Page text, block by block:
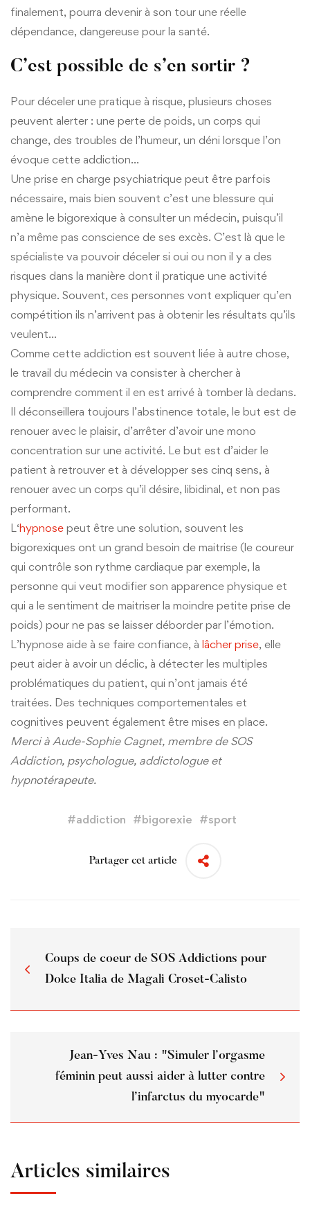
finalement, pourra devenir à son tour une réelle
dépendance, dangereuse pour la santé.
C’est possible de s’en sortir ?
Pour déceler une pratique à risque, plusieurs choses
peuvent alerter : une perte de poids, un corps qui
change, des troubles de l’humeur, un déni lorsque l’on
évoque cette addiction…
Une prise en charge psychiatrique peut être parfois
nécessaire, mais bien souvent c’est une blessure qui
amène le bigorexique à consulter un médecin, puisqu’il
n’a même pas conscience de ses excès. C’est là que le
spécialiste va pouvoir déceler si oui ou non il y a des
risques dans la manière dont il pratique une activité
physique. Souvent, ces personnes vont expliquer qu’en
compétition ils n’arrivent pas à obtenir les résultats qu’ils
veulent…
Comme cette addiction est souvent liée à autre chose,
le travail du médecin va consister à chercher à
comprendre comment il en est arrivé à tomber là dedans.
Il déconseillera toujours l’abstinence totale, le but est de
renouer avec le plaisir, d’arrêter d’avoir une mono
concentration sur une activité. Le but est d’aider le
patient à retrouver et à développer ses cinq sens, à
renouer avec un corps qu’il désire, libidinal, et non pas
performant.
L‘hypnose peut être une solution, souvent les
bigorexiques ont un grand besoin de maitrise (le coureur
qui contrôle son rythme cardiaque par exemple, la
personne qui veut modifier son apparence physique et
qui a le sentiment de maitriser la moindre petite prise de
poids) pour ne pas se laisser déborder par l’émotion.
L’hypnose aide à se faire confiance, à lâcher prise, elle
peut aider à avoir un déclic, à détecter les multiples
problématiques du patient, qui n’ont jamais été
traitées. Des techniques comportementales et
cognitives peuvent également être mises en place.
Merci à Aude-Sophie Cagnet, membre de SOS
Addiction, psychologue, addictologue et
hypnotérapeute.
#addiction #bigorexie #sport
Partager cet article
Coups de coeur de SOS Addictions pour
Dolce Italia de Magali Croset-Calisto
Jean-Yves Nau : "Simuler l’orgasme
féminin peut aussi aider à lutter contre
l’infarctus du myocarde"
Articles similaires